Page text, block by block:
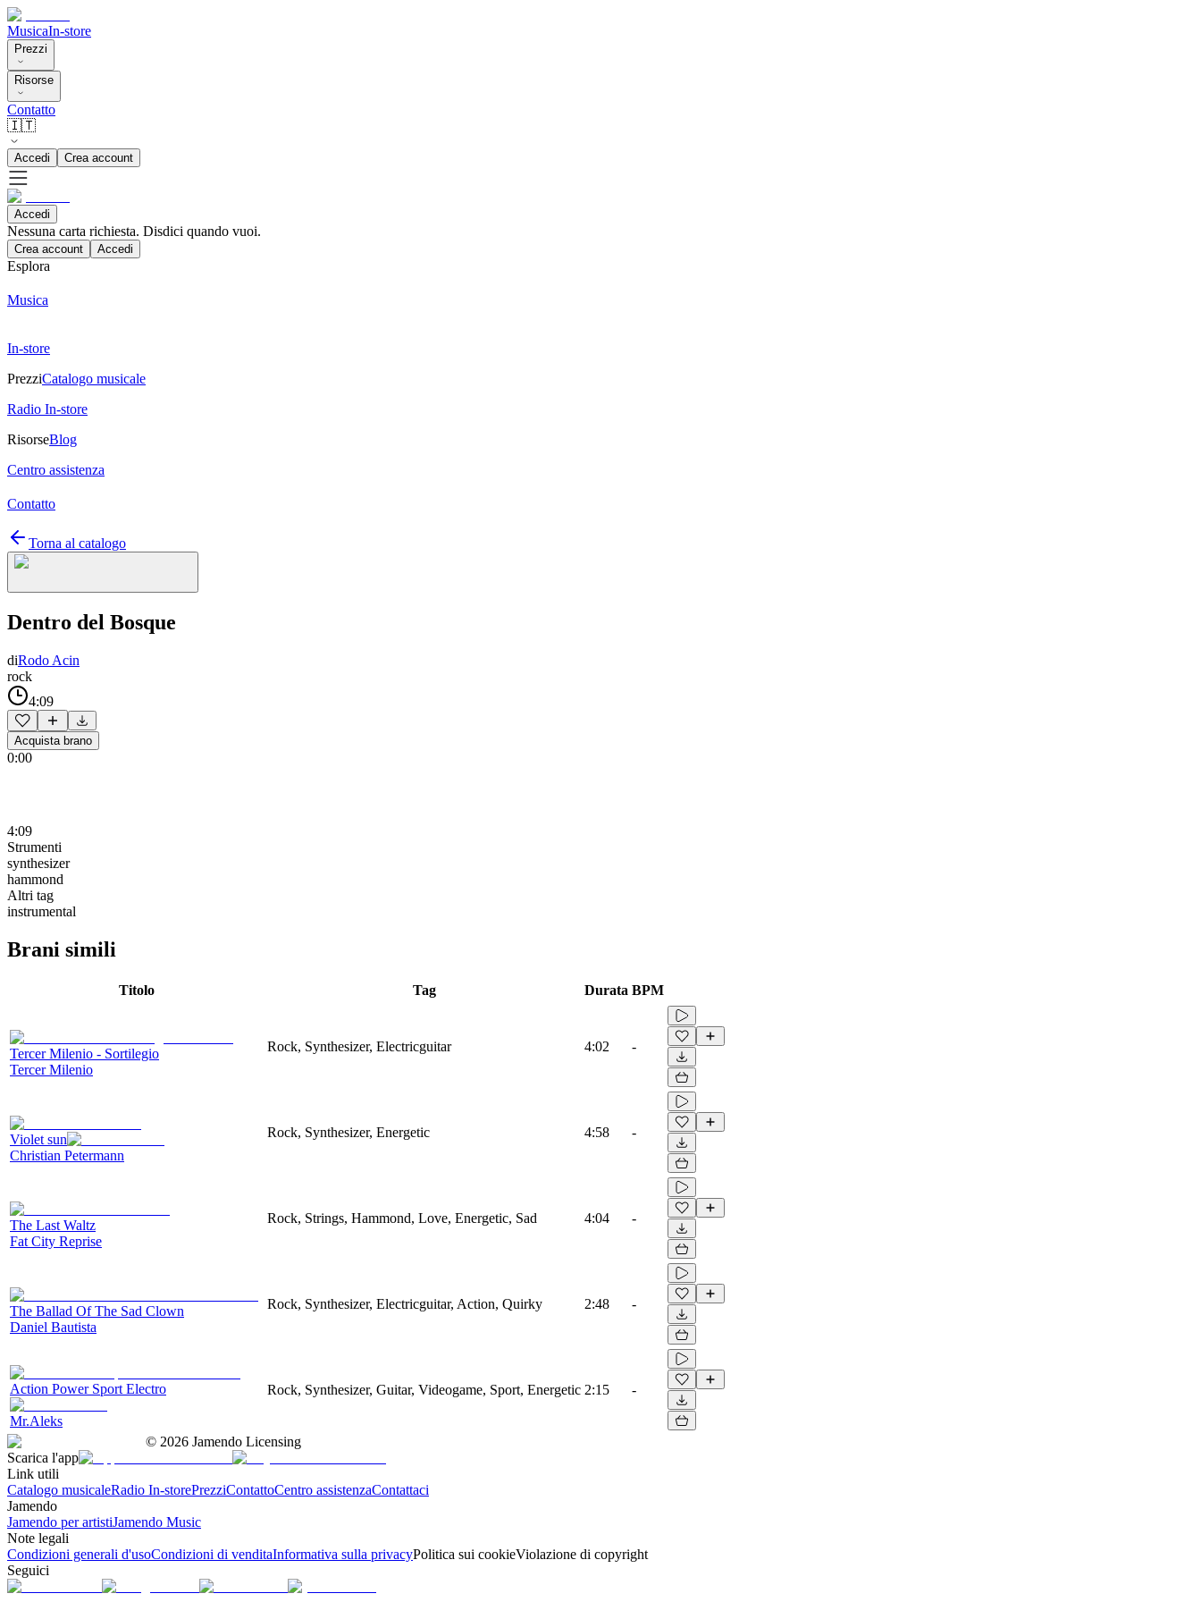
MusicaIn-store
Prezzi
Risorse
Contatto
🇮🇹
Accedi Crea account
Accedi
Nessuna carta richiesta. Disdici quando vuoi.
Crea account Accedi
Esplora
Musica
In-store
PrezziCatalogo musicale
Radio In-store
RisorseBlog
Centro assistenza
Contatto
Torna al catalogo
Dentro del Bosque
diRodo Acin
rock
4:09
Acquista brano
0:00
4:09
Strumenti
synthesizer
hammond
Altri tag
instrumental
Brani simili
Titolo Tag Durata BPM
Tercer Milenio - Sortilegio
Tercer Milenio
Rock, Synthesizer, Electricguitar 4:02 -
Violet sun
Christian Petermann
Rock, Synthesizer, Energetic 4:58 -
The Last Waltz
Fat City Reprise
Rock, Strings, Hammond, Love, Energetic, Sad 4:04 -
The Ballad Of The Sad Clown
Daniel Bautista
Rock, Synthesizer, Electricguitar, Action, Quirky 2:48 -
Action Power Sport Electro
Mr.Aleks
Rock, Synthesizer, Guitar, Videogame, Sport, Energetic 2:15 -
© 2026 Jamendo Licensing
Scarica l'app
Link utili
Catalogo musicaleRadio In-storePrezziContattoCentro assistenzaContattaci
Jamendo
Jamendo per artistiJamendo Music
Note legali
Condizioni generali d'usoCondizioni di venditaInformativa sulla privacyPolitica sui cookieViolazione di copyright
Seguici